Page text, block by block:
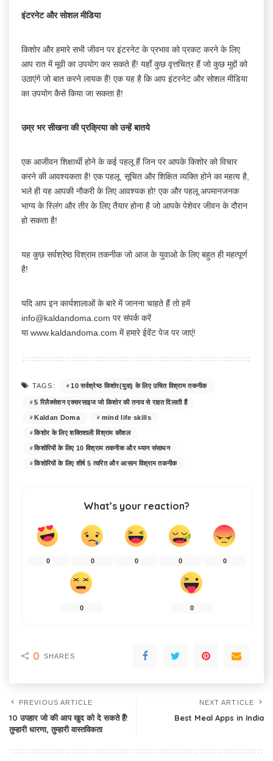
इंटरनेट और सोशल मीडिया
किशोर और हमारे सभी जीवन पर इंटरनेट के प्रभाव को प्रकट करने के लिए
आप रात में मूवी का उपयोग कर सकते हैं! यहाँ कुछ वृत्तचित्र हैं जो कुछ मुद्दों को
उठाएंगे जो बात करने लायक हैं! एक यह है कि आप इंटरनेट और सोशल मीडिया
का उपयोग कैसे किया जा सकता है!
उम्र भर सीखना की प्रक्रिया को उन्हें बातये
एक आजीवन शिक्षार्थी होने के कई पहलू हैं जिन पर आपके किशोर को विचार
करने की आवश्यकता है! एक पहलू सूचित और शिक्षित व्यक्ति होने का महत्व है,
भले ही यह आपकी नौकरी के लिए आवश्यक हो! एक और पहलू अपमानजनक
भाग्य के स्लिंग और तीर के लिए तैयार होना है जो आपके पेशेवर जीवन के दौरान
हो सकता है!
यह कुछ सर्वश्रेष्ठ विश्राम तकनीक जो आज के युवाओ के लिए बहुत ही महत्पूर्ण
है!
यदि आप इन कार्यशालाओं के बारे में जानना चाहते हैं तो हमें
info@kaldandoma.com पर संपर्क करें
याwww.kaldandoma.com में हमारे ईवेंट पेज पर जाएं!
TAGS: 10 सर्वश्रेष्ठ किशोर(युवा) के लिए उचित विश्राम तकनीक
5 रिलैक्सेशन एक्सरसाइज जो किशोर की तनाव से राहत दिलाती हैं
Kaldan Doma mind life skills
किशोर के लिए शक्तिशाली विश्राम कौशल
किशोरियों के लिए 10 विश्राम तकनीक और ध्यान संसाधन
किशोरियों के लिए शीर्ष 5 त्वरित और आसान विश्राम तकनीक
What’s your reaction?
0 0 0 0 0
0 0
0 SHARES
PREVIOUS ARTICLE
10 उपहार जो की आप खुद को दे सकते हैं!
तुम्हारी धारणा, तुम्हारी वास्तविकता
NEXT ARTICLE
Best Meal Apps in India